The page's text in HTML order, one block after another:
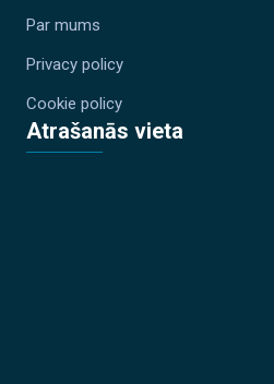
Par mums
Privacy policy
Cookie policy
Atrašanās vieta